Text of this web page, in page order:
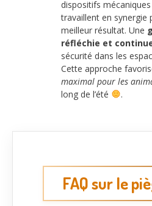
dispositifs
travaillent en synergie
meilleur résultat. Une
réfléchie et
sécurité dans les
Cette approche
maximal pour les
long de l’été
.
FAQ sur le